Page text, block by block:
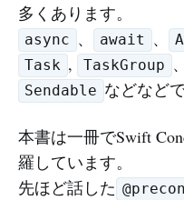
多くあります。
async 、 await 、
Task , TaskGroup 、
Sendable などなどで
本書は一冊でSwift
羅しています。
先ほど話した